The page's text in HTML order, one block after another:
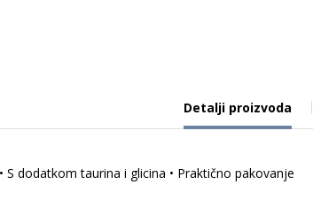
Detalji proizvoda
S dodatkom taurina i glicina • Praktično pakovanje